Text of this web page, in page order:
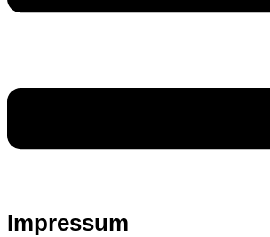
Impressum